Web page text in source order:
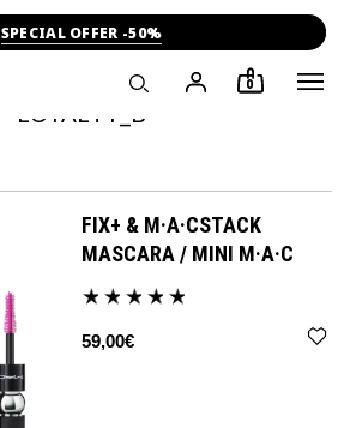
SPECIAL OFFER -50%
0
LOYALTY_B
FIX+ & M·A·CSTACK
MASCARA / MINI M·A·C
59,00€